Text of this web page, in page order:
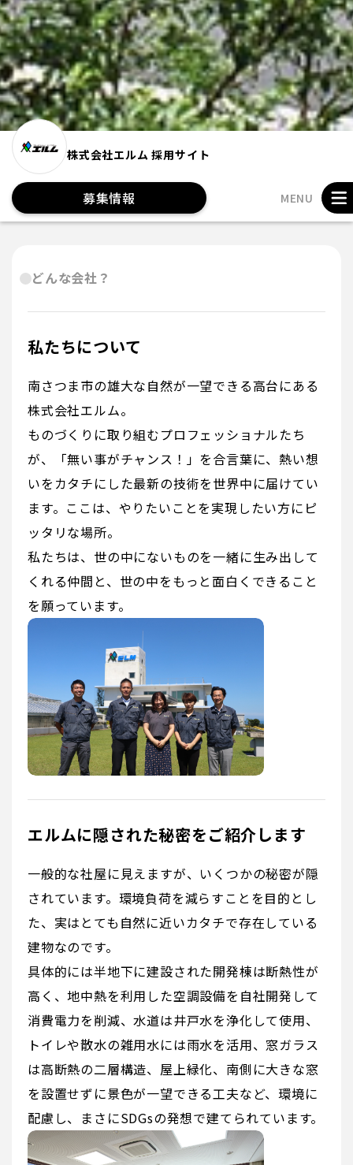
株式会社エルム 採用サイト
募集情報 MENU
どんな会社？
私たちについて
南さつま市の雄大な自然が一望できる高台にある
株式会社エルム。
ものづくりに取り組むプロフェッショナルたち
が、「無い事がチャンス！」を合言葉に、熱い想
いをカタチにした最新の技術を世界中に届けてい
ます。ここは、やりたいことを実現したい方にピ
ッタリな場所。
私たちは、世の中にないものを一緒に生み出して
くれる仲間と、世の中をもっと面白くできること
を願っています。
エルムに隠された秘密をご紹介します
一般的な社屋に見えますが、いくつかの秘密が隠
されています。環境負荷を減らすことを目的とし
た、実はとても自然に近いカタチで存在している
建物なのです。
具体的には半地下に建設された開発棟は断熱性が
高く、地中熱を利用した空調設備を自社開発して
消費電力を削減、水道は井戸水を浄化して使用、
トイレや散水の雑用水には雨水を活用、窓ガラス
は高断熱の二層構造、屋上緑化、南側に大きな窓
を設置せずに景色が一望できる工夫など、環境に
配慮し、まさにSDGsの発想で建てられています。